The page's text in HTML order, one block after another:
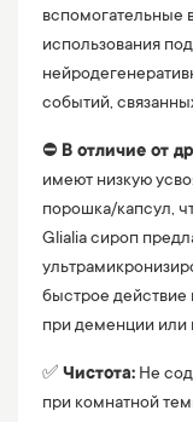
вспомогательные
использования
событий,
⛔️ В отличие от
имеют низкую
порошка/капсул,
Glialia сироп
быстрое
при деменции или
✅ Чистота: Не
при комнатной